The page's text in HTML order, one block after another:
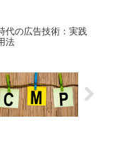
代の広告技術：実践
法